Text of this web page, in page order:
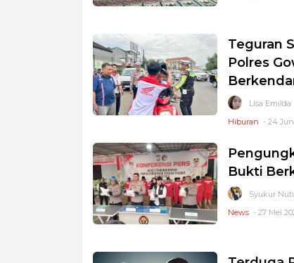
Teguran
Polres
Lisa Emilda
Hiburan - 24
Bukti
Syukur
News - 27 Mei